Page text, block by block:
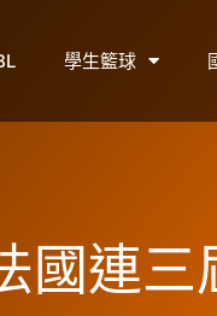
學生籃球
國連三